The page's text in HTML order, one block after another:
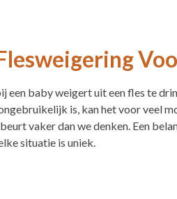
een baby weigert uit een fles te
is, kan het voor veel
vaker dan we denken. Een
situatie is uniek.